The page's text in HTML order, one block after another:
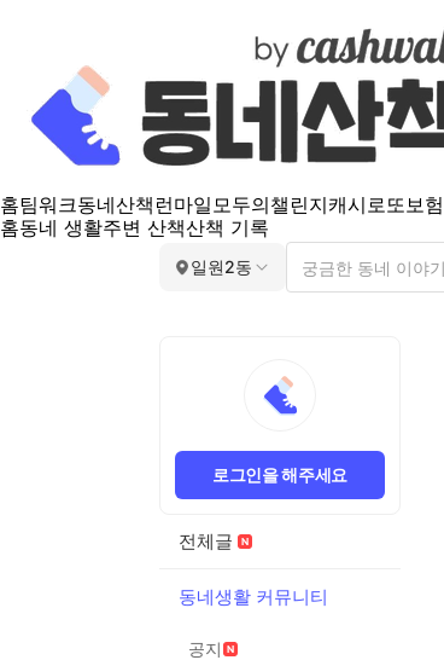
홈팀워크동네산책 런마일모두의챌린지캐시로또보험
홈동네 생활주변 산책산책 기록
일원2동
로그인을 해주세요
전체글
동네생활 커뮤니티
공지